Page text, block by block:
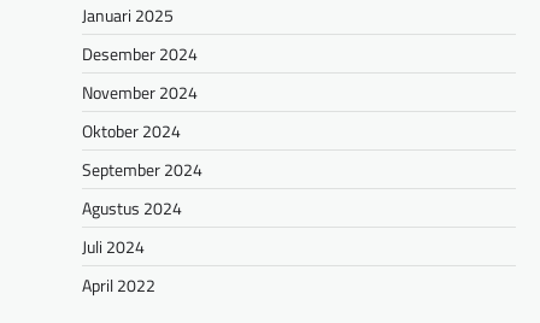
Januari 2025
Desember 2024
November 2024
Oktober 2024
September 2024
Agustus 2024
Juli 2024
April 2022